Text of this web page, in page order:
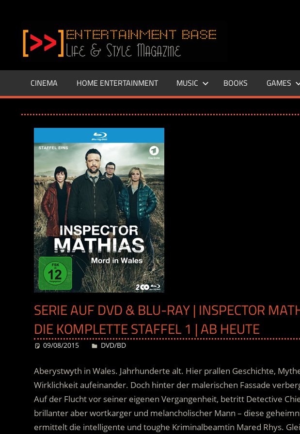
springen
–
LIFE
Base.de
CINEMA HOME ENTERTAINMENT MUSIC BOOKS GAMES
SERIE AUF DVD & BLU-RAY | INSPECTOR
DIE KOMPLETTE STAFFEL 1 | AB HEUTE
09/08/2015 Desiree
DVD/BD
Aberystwyth in Wales. Jahrhunderte alt. Hier prallen Geschichte,
Wirklichkeit aufeinander. Doch hinter der malerischen Fassade
Auf der Flucht vor seiner eigenen Vergangenheit, betritt Detective
brillanter aber wortkarger und melancholischer Mann – diese
ermittelt die intelligente und toughe Kriminalbeamtin Mared Rhys.